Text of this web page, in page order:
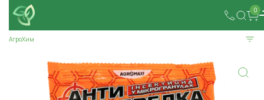
0
АгроХим